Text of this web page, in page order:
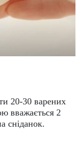
20-30 варених
вважається 2
сніданок.